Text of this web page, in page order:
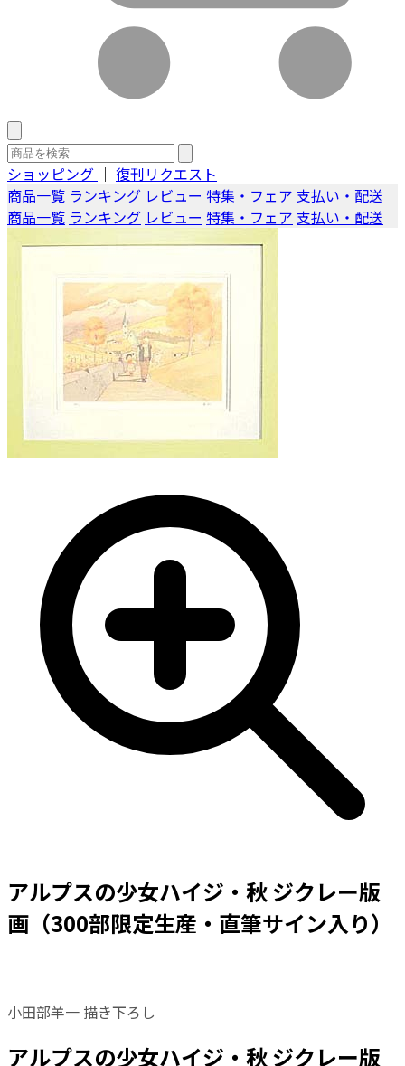
ショッピング ｜ 復刊リクエスト
商品一覧 ランキング レビュー 特集・フェア 支払い・配送
商品一覧 ランキング レビュー 特集・フェア 支払い・配送
アルプスの少女ハイジ・秋 ジクレー版
画（300部限定生産・直筆サイン入り）
小田部羊一 描き下ろし
アルプスの少女ハイジ・秋 ジクレー版